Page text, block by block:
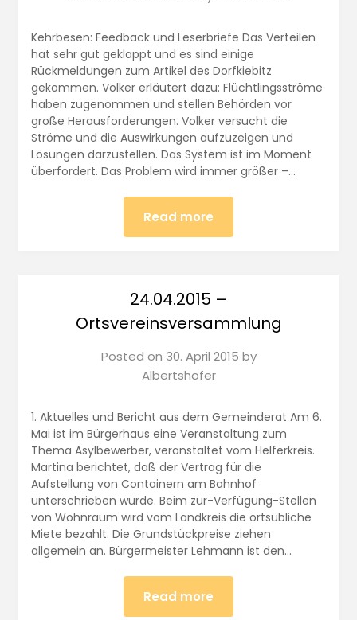
Kehrbesen: Feedback und Leserbriefe Das Verteilen
hat sehr gut geklappt und es sind einige
Rückmeldungen zum Artikel des Dorfkiebitz
gekommen. Volker erläutert dazu: Flüchtlingsströme
haben zugenommen und stellen Behörden vor
große Herausforderungen. Volker versucht die
Ströme und die Auswirkungen aufzuzeigen und
Lösungen darzustellen. Das System ist im Moment
überfordert. Das Problem wird immer größer –…
Read more
24.04.2015 –
Ortsvereinsversammlung
Posted on 30. April 2015 by
Albertshofer
1. Aktuelles und Bericht aus dem Gemeinderat Am 6.
Mai ist im Bürgerhaus eine Veranstaltung zum
Thema Asylbewerber, veranstaltet vom Helferkreis.
Martina berichtet, daß der Vertrag für die
Aufstellung von Containern am Bahnhof
unterschrieben wurde. Beim zur-Verfügung-Stellen
von Wohnraum wird vom Landkreis die ortsübliche
Miete bezahlt. Die Grundstückpreise ziehen
allgemein an. Bürgermeister Lehmann ist den…
Read more